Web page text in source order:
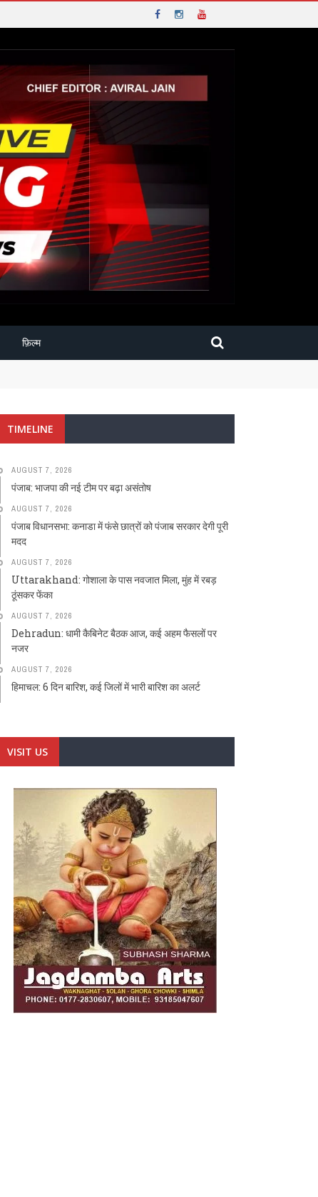
फ़िल्म
TIMELINE
AUGUST 7, 2026
पंजाब: भाजपा की नई टीम पर बढ़ा असंतोष
AUGUST 7, 2026
पंजाब विधानसभा: कनाडा में फंसे छात्रों को पंजाब सरकार देगी पूरी
मदद
AUGUST 7, 2026
Uttarakhand: गोशाला के पास नवजात मिला, मुंह में रबड़
ठूंसकर फेंका
AUGUST 7, 2026
Dehradun: धामी कैबिनेट बैठक आज, कई अहम फैसलों पर
नजर
AUGUST 7, 2026
हिमाचल: 6 दिन बारिश, कई जिलों में भारी बारिश का अलर्ट
VISIT US